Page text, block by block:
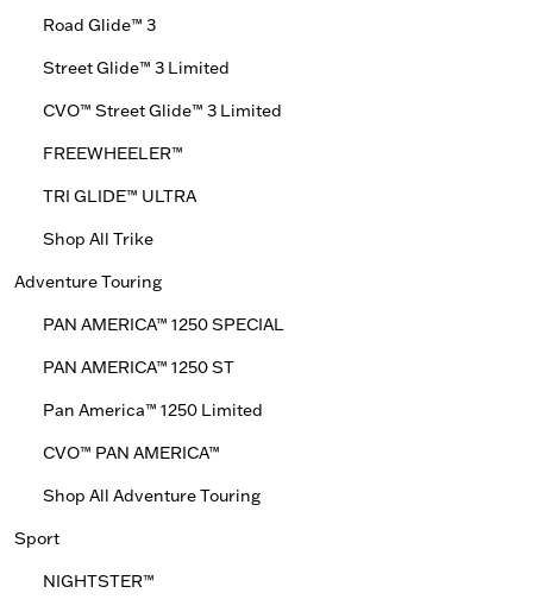
Road Glide™ 3
Street Glide™ 3 Limited
CVO™ Street Glide™ 3 Limited
FREEWHEELER™
TRI GLIDE™ ULTRA
Shop All Trike
Adventure Touring
PAN AMERICA™ 1250 SPECIAL
PAN AMERICA™ 1250 ST
Pan America™ 1250 Limited
CVO™ PAN AMERICA™
Shop All Adventure Touring
Sport
NIGHTSTER™